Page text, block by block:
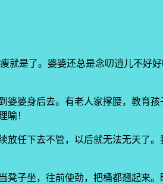
就是了。婆婆还总是念叨逍儿不好
婆身后去。有老人家撑腰，教育
喻！
任下去不管，以后就无法无天了
子坐，往前使劲，把桶都翘起来